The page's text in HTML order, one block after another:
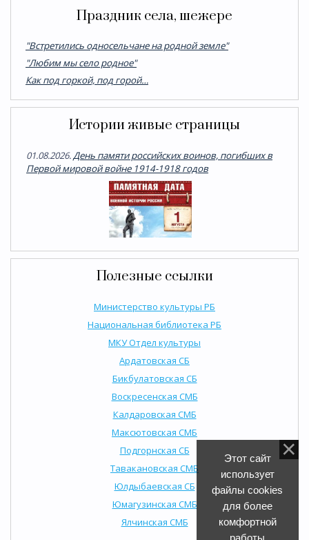
Праздник села, шежере
"Встретились односельчане на родной земле"
"Любим мы село родное"
Как под горкой, под горой…
Истории живые страницы
01.08.2026.День памяти российских воинов, погибших в
Первой мировой войне 1914-1918 годов
Полезные ссылки
Министерство культуры РБ
Национальная библиотека РБ
МКУ Отдел культуры
Ардатовская СБ
Бикбулатовская СБ
Воскресенская СМБ
Калдаровская СМБ
Максютовская СМБ
Подгорнская СБ
Тавакановская СМБ
Юлдыбаевская СБ
Юмагузинская СМБ
Ялчинская СМБ
Этот сайт
использует
файлы cookies
для более
комфортной